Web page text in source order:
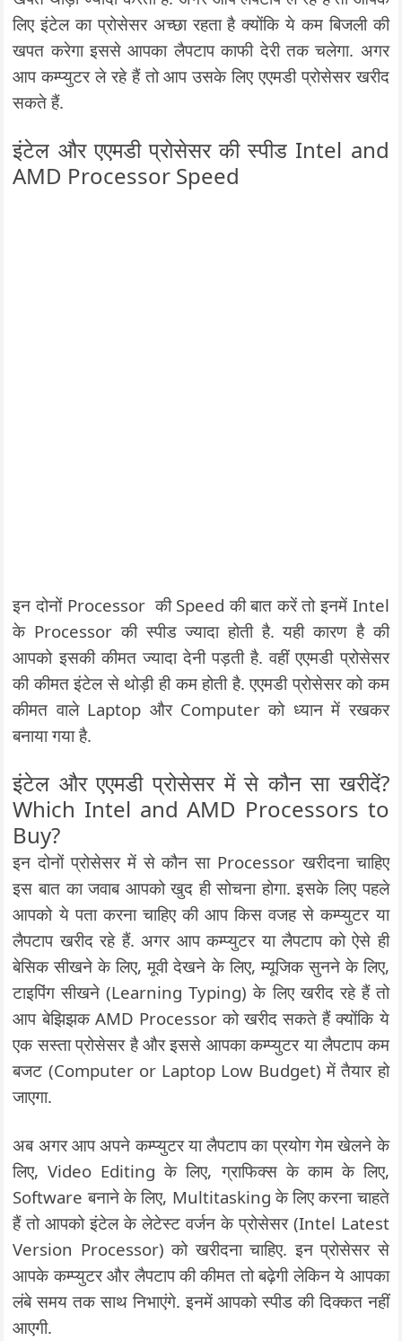
लिए इंटेल का प्रोसेसर अच्छा रहता है क्योंकि ये कम बिजली की
खपत करेगा इससे आपका लैपटाप काफी देरी तक चलेगा. अगर
आप कम्प्युटर ले रहे हैं तो आप उसके लिए एएमडी प्रोसेसर खरीद
सकते हैं.
इंटेल और एएमडी प्रोसेसर की स्पीड Intel and
AMD Processor Speed
इन दोनों Processor की Speed की बात करें तो इनमें Intel
के Processor की स्पीड ज्यादा होती है. यही कारण है की
आपको इसकी कीमत ज्यादा देनी पड़ती है. वहीं एएमडी प्रोसेसर
की कीमत इंटेल से थोड़ी ही कम होती है. एएमडी प्रोसेसर को कम
कीमत वाले Laptop और Computer को ध्यान में रखकर
बनाया गया है.
इंटेल और एएमडी प्रोसेसर में से कौन सा खरीदें?
Which Intel and AMD Processors to
Buy?
इन दोनों प्रोसेसर में से कौन सा Processor खरीदना चाहिए
इस बात का जवाब आपको खुद ही सोचना होगा. इसके लिए पहले
आपको ये पता करना चाहिए की आप किस वजह से कम्प्युटर या
लैपटाप खरीद रहे हैं. अगर आप कम्प्युटर या लैपटाप को ऐसे ही
बेसिक सीखने के लिए, मूवी देखने के लिए, म्यूजिक सुनने के लिए,
टाइपिंग सीखने (Learning Typing) के लिए खरीद रहे हैं तो
आप बेझिझक AMD Processor को खरीद सकते हैं क्योंकि ये
एक सस्ता प्रोसेसर है और इससे आपका कम्प्युटर या लैपटाप कम
बजट (Computer or Laptop Low Budget) में तैयार हो
जाएगा.
अब अगर आप अपने कम्प्युटर या लैपटाप का प्रयोग गेम खेलने के
लिए, Video Editing के लिए, ग्राफिक्स के काम के लिए,
Software बनाने के लिए, Multitasking के लिए करना चाहते
हैं तो आपको इंटेल के लेटेस्ट वर्जन के प्रोसेसर (Intel Latest
Version Processor) को खरीदना चाहिए. इन प्रोसेसर से
आपके कम्प्युटर और लैपटाप की कीमत तो बढ़ेगी लेकिन ये आपका
लंबे समय तक साथ निभाएंगे. इनमें आपको स्पीड की दिक्कत नहीं
आएगी.